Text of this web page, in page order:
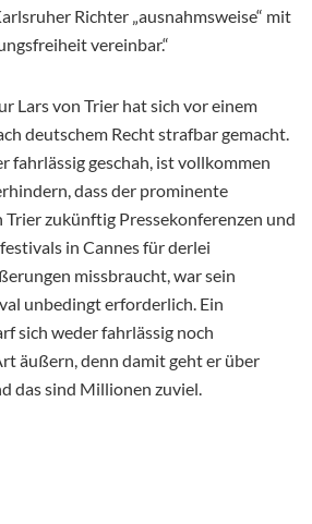
Richter „ausnahmsweise“ mit
vereinbar.“
Lars von Trier hat sich vor einem
deutschem Recht strafbar gemacht.
fahrlässig geschah, ist vollkommen
dass der prominente
Trier zukünftig Pressekonferenzen und
in Cannes für derlei
missbraucht, war sein
unbedingt erforderlich. Ein
sich weder fahrlässig noch
äußern, denn damit geht er über
das sind Millionen zuviel.